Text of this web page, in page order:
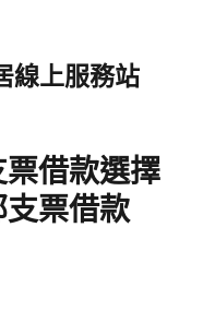
線上服務站
借款選擇
票借款